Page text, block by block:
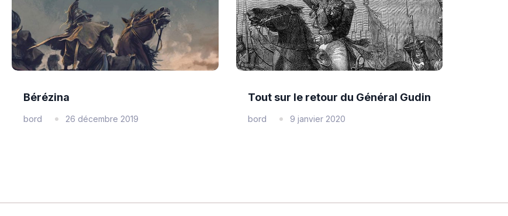
Bérézina
bord 26 décembre 2019
Tout sur le retour du Général Gudin
bord 9 janvier 2020